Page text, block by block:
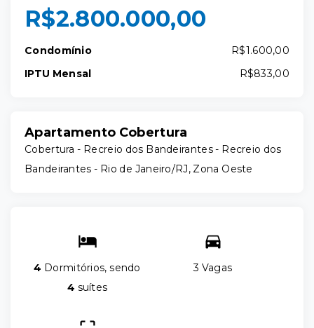
R$2.800.000,00
Condomínio
R$1.600,00
IPTU Mensal
R$833,00
Apartamento Cobertura
Cobertura - Recreio dos Bandeirantes - Recreio dos
Bandeirantes - Rio de Janeiro/RJ, Zona Oeste
4 Dormitórios, sendo
4 suítes
3 Vagas